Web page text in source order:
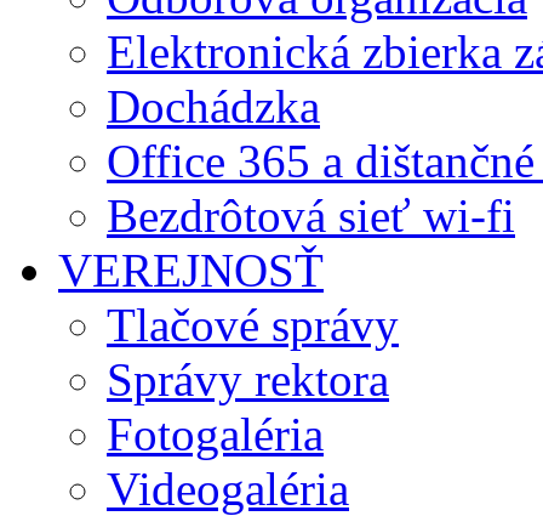
Elektronická zbierka
Dochádzka
Office 365 a
Bezdrôtová sieť wi-fi
VEREJNOSŤ
Tlačové správy
Správy rektora
Fotogaléria
Videogaléria